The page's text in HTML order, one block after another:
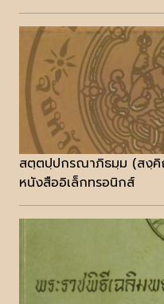
สตฺตปฺปกรณาภิธมฺม (สงฺ
หนังสืออิเล็กทรอนิกส์